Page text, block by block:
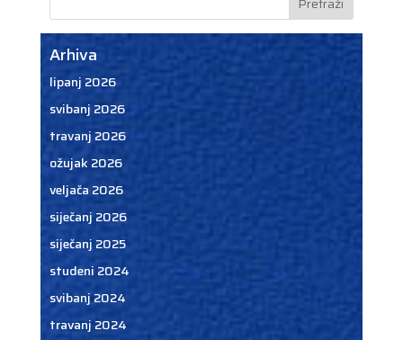
Arhiva
lipanj 2026
svibanj 2026
travanj 2026
ožujak 2026
veljača 2026
siječanj 2026
siječanj 2025
studeni 2024
svibanj 2024
travanj 2024